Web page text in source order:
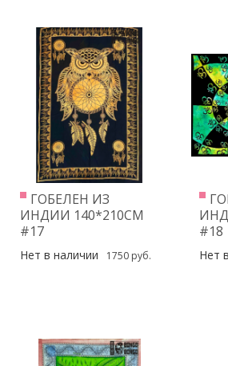
ГОБЕЛЕН ИЗ
ИНДИИ 140*210СМ
#17
Нет в наличии 1750 руб.
#18
Нет